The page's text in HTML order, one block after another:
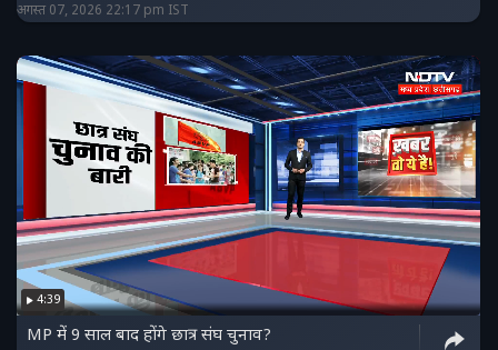
अगस्त 07, 2026 22:17 pm IST
4:39
MP में 9 साल बाद होंगे छात्र संघ चुनाव?